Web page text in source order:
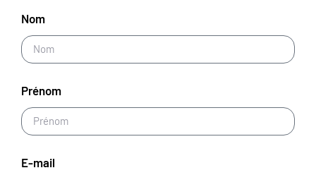
Nom
Prénom
E-mail